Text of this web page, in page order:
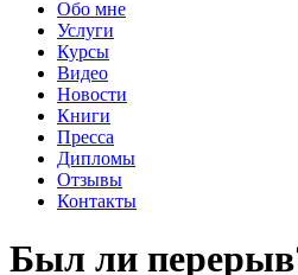
Обо мне
Услуги
Курсы
Видео
Новости
Книги
Пресса
Дипломы
Отзывы
Контакты
Был ли